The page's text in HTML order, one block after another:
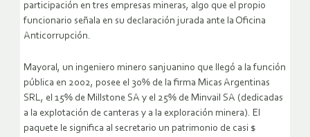
participación en tres empresas mineras, algo que el propio
funcionario señala en su declaración jurada ante la Oficina
Anticorrupción.
Mayoral, un ingeniero minero sanjuanino que llegó a la función
pública en 2002, posee el 30% de la firma Micas Argentinas
SRL, el 15% de Millstone SA y el 25% de Minvail SA (dedicadas
a la explotación de canteras y a la exploración minera). El
paquete le significa al secretario un patrimonio de casi $